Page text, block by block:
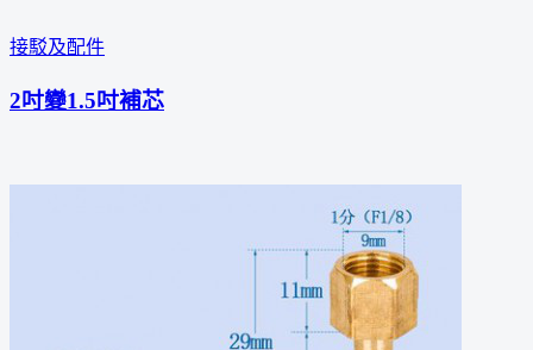
接駁及配件
2吋變1.5吋補芯